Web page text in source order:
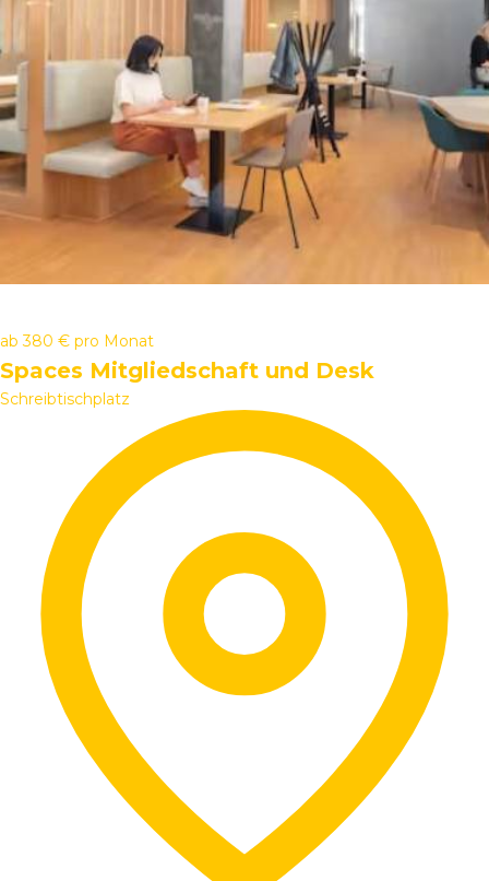
ab 380 € pro Monat
Spaces Mitgliedschaft und Desk
Schreibtischplatz